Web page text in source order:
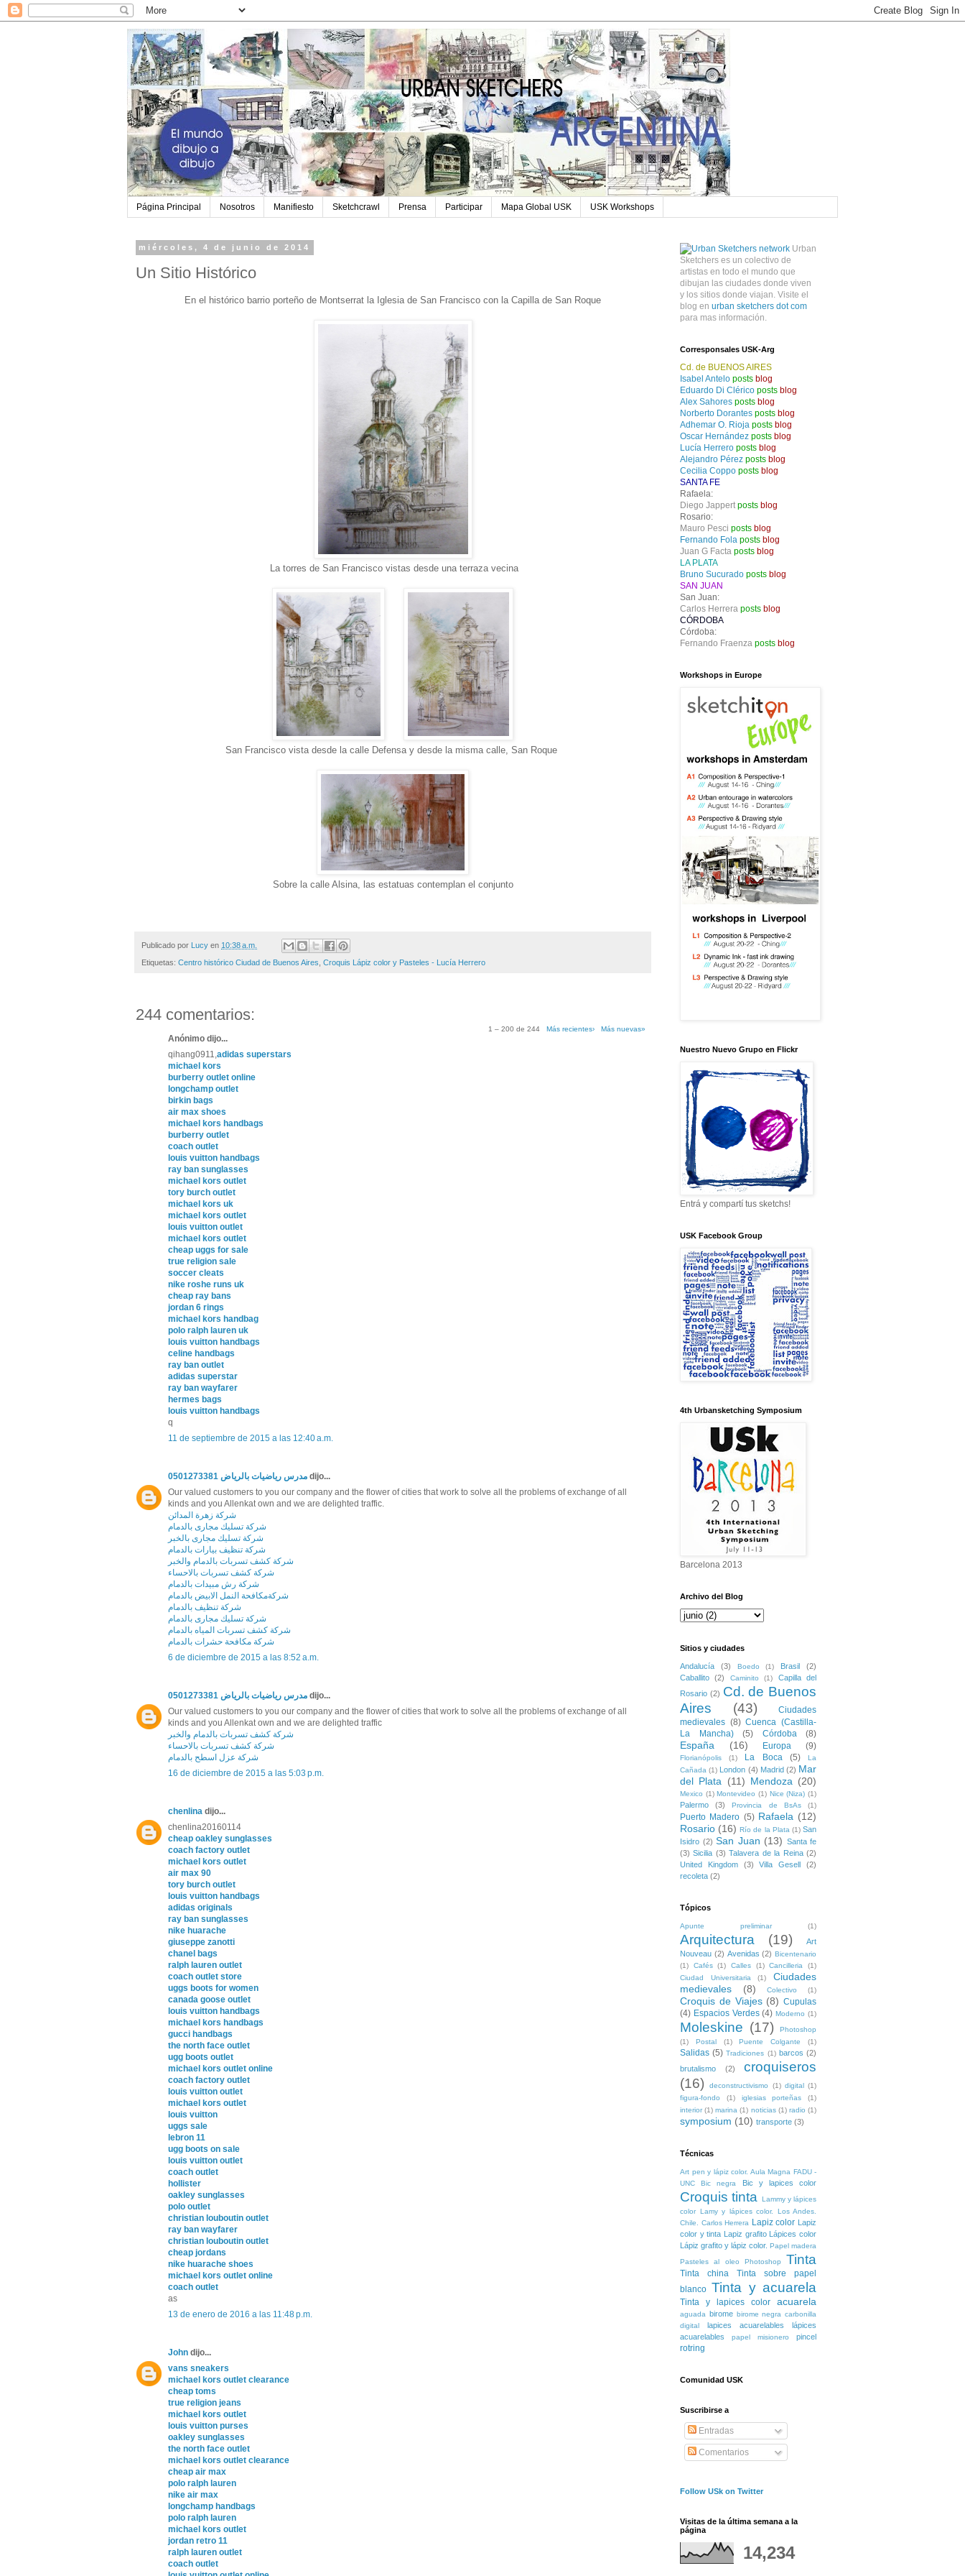
Página Principal Nosotros Manifiesto Sketchcrawl Prensa Participar Mapa Global USK USK Workshops
miércoles, 4 de junio de 2014
Un Sitio Histórico
En el histórico barrio porteño de Montserrat la Iglesia de San Francisco con la Capilla de San Roque
La torres de San Francisco vistas desde una terraza vecina
San Francisco vista desde la calle Defensa y desde la misma calle, San Roque
Sobre la calle Alsina, las estatuas contemplan el conjunto
Publicado por Lucy en 10:38 a.m.
Etiquetas: Centro histórico Ciudad de Buenos Aires, Croquis Lápiz color y Pasteles - Lucía Herrero
244 comentarios:
1 – 200 de 244 Más recientes› Más nuevas»
Anónimo dijo...
qihang0911,adidas superstars
michael kors
burberry outlet online
longchamp outlet
birkin bags
air max shoes
michael kors handbags
burberry outlet
coach outlet
louis vuitton handbags
ray ban sunglasses
michael kors outlet
tory burch outlet
michael kors uk
michael kors outlet
louis vuitton outlet
michael kors outlet
cheap uggs for sale
true religion sale
soccer cleats
nike roshe runs uk
cheap ray bans
jordan 6 rings
michael kors handbag
polo ralph lauren uk
louis vuitton handbags
celine handbags
ray ban outlet
adidas superstar
ray ban wayfarer
hermes bags
louis vuitton handbags
q
11 de septiembre de 2015 a las 12:40 a.m.
مدرس رياضيات بالرياض 0501273381 dijo...
Our valued customers to you our company and the flower of cities that work to solve all the problems of exchange of all
kinds and you Allenkat own and we are delighted traffic.
شركة زهرة المدائن
شركة تسليك مجارى بالدمام
شركة تسليك مجارى بالخبر
شركة تنظيف بيارات بالدمام
شركة كشف تسربات بالدمام والخبر
شركة كشف تسربات بالاحساء
شركة رش مبيدات بالدمام
شركةمكافحة النمل الابيض بالدمام
شركة تنظيف بالدمام
شركة تسليك مجارى بالدمام
شركة كشف تسربات المياه بالدمام
شركة مكافحة حشرات بالدمام
6 de diciembre de 2015 a las 8:52 a.m.
مدرس رياضيات بالرياض 0501273381 dijo...
Our valued customers to you our company and the flower of cities that work to solve all the problems of exchange of all
kinds and you Allenkat own and we are delighted traffic
شركة كشف تسربات بالدمام والخبر
شركة كشف تسربات بالاحساء
شركة عزل اسطح بالدمام
16 de diciembre de 2015 a las 5:03 p.m.
chenlina dijo...
chenlina20160114
cheap oakley sunglasses
coach factory outlet
michael kors outlet
air max 90
tory burch outlet
louis vuitton handbags
adidas originals
ray ban sunglasses
nike huarache
giuseppe zanotti
chanel bags
ralph lauren outlet
coach outlet store
uggs boots for women
canada goose outlet
louis vuitton handbags
michael kors handbags
gucci handbags
the north face outlet
ugg boots outlet
michael kors outlet online
coach factory outlet
louis vuitton outlet
michael kors outlet
louis vuitton
uggs sale
lebron 11
ugg boots on sale
louis vuitton outlet
coach outlet
hollister
oakley sunglasses
polo outlet
christian louboutin outlet
ray ban wayfarer
christian louboutin outlet
cheap jordans
nike huarache shoes
michael kors outlet online
coach outlet
as
13 de enero de 2016 a las 11:48 p.m.
John dijo...
vans sneakers
michael kors outlet clearance
cheap toms
true religion jeans
michael kors outlet
louis vuitton purses
oakley sunglasses
the north face outlet
michael kors outlet clearance
cheap air max
polo ralph lauren
nike air max
longchamp handbags
polo ralph lauren
michael kors outlet
jordan retro 11
ralph lauren outlet
coach outlet
Urban
Sketchers es un colectivo de
artistas en todo el mundo que
dibujan las ciudades donde viven
y los sitios donde viajan. Visite el
blog en urban sketchers dot com
para mas información.
Corresponsales USK-Arg
Cd. de BUENOS AIRES
Isabel Antelo posts blog
Eduardo Di Clérico posts blog
Alex Sahores posts blog
Norberto Dorantes posts blog
Adhemar O. Rioja posts blog
Oscar Hernández posts blog
Lucía Herrero posts blog
Alejandro Pérez posts blog
Cecilia Coppo posts blog
SANTA FE
Rafaela:
Diego Jappert posts blog
Rosario:
Mauro Pesci posts blog
Fernando Fola posts blog
Juan G Facta posts blog
LA PLATA
Bruno Sucurado posts blog
SAN JUAN
San Juan:
Carlos Herrera posts blog
CÓRDOBA
Córdoba:
Fernando Fraenza posts blog
Workshops in Europe
Nuestro Nuevo Grupo en Flickr
Entrá y compartí tus sketchs!
USK Facebook Group
4th Urbansketching Symposium
Barcelona 2013
Archivo del Blog
Sitios y ciudades
Andalucía (3) Boedo (1) Brasil
(2)
Caballito
(2) Caminito (1)
Capilla del
Rosario (2) Cd. de Buenos
Aires
(43)
Ciudades
medievales (8) Cuenca (Castilla-
La Mancha)
(5) Córdoba (8)
España (16) Europa (9)
Florianópolis (1) La Boca (5)
La
Cañada (1) London (4) Madrid (2) Mar
del Plata (11) Mendoza (20)
Mexico (1) Montevideo (1) Nice (Niza) (1)
Palermo (3) Provincia de BsAs (1)
Puerto Madero (5) Rafaela (12)
Rosario (16) Río de la Plata (1) San
Isidro (2) San Juan (13) Santa fe
(3) Sicilia (3) Talavera de la Reina (2)
United Kingdom
(3) Villa Gesell
(2)
recoleta (2)
Tópicos
Apunte preliminar (1)
Arquitectura (19)
Art
Nouveau (2) Avenidas (2) Bicentenario
(1)
Cafés (1) Calles (1) Cancilleria
(1)
Ciudad Universitaria
(1)
Ciudades
medievales
(8) Colectivo (1)
Croquis de Viajes (8) Cupulas
(4) Espacios Verdes (4) Moderno (1)
Moleskine (17)
Photoshop
(1)
Postal (1) Puente Colgante (1)
Salidas (5) Tradiciones (1) barcos (2)
brutalismo
(2)
croquiseros
(16)
deconstructivismo (1) digital
(1)
figura-fondo
(1) iglesias porteñas
(1)
interior (1) marina (1) noticias (1) radio (1)
symposium (10) transporte (3)
Técnicas
Art pen y lápiz color. Aula Magna FADU -
UNC
Bic negra Bic y lapices color
Croquis tinta
Lammy y lápices
color
Lamy y lápices color. Los Andes.
Chile. Carlos Herrera Lapiz color
Lapiz
color y tinta
Lapiz grafito
Lápices color
Lápiz grafito y lápiz color. Papel madera
Pasteles al oleo
Photoshop Tinta
Tinta china
Tinta sobre papel
blanco Tinta y acuarela
Tinta y lapices color acuarela
aguada birome birome negra carbonilla
digital
lapices acuarelables
lápices
acuarelables
papel misionero pincel
rotring
Comunidad USK
Suscribirse a
Entradas
Comentarios
Follow USk on Twitter
Visitas de la última semana a la
página
14,234